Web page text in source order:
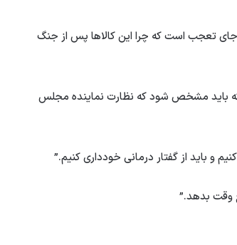
جای تعجب است که چرا این کالاها پس از جنگ
که باید مشخص شود که نظارت نماینده مجلس
وقت بدهد.”